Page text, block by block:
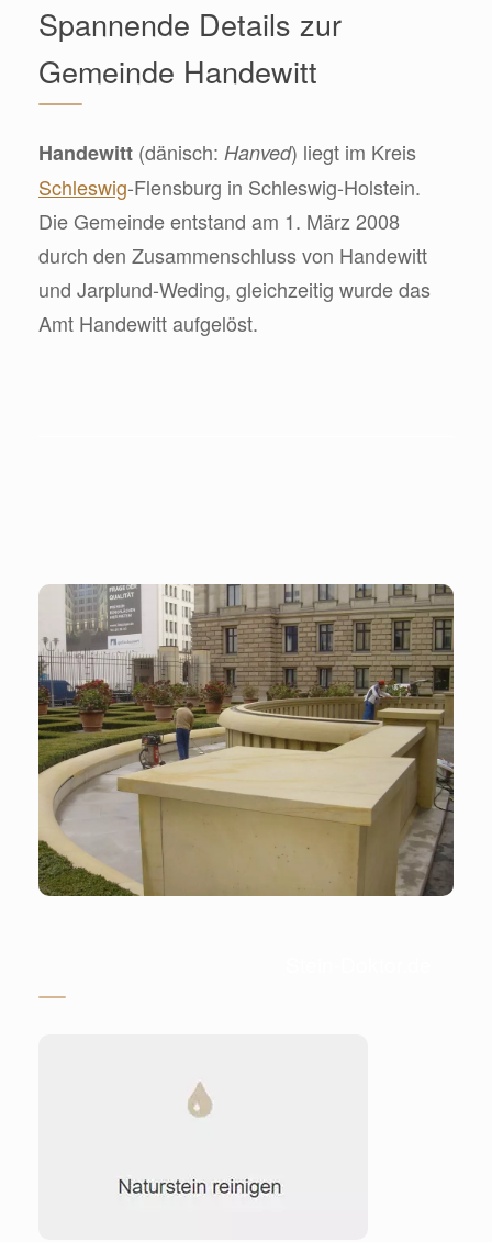
Spannende Details zur
Gemeinde Handewitt
Handewitt (dänisch: Hanved) liegt im Kreis
Schleswig-Flensburg in Schleswig-Holstein.
Die Gemeinde entstand am 1. März 2008
durch den Zusammenschluss von Handewitt
und Jarplund-Weding, gleichzeitig wurde das
Amt Handewitt aufgelöst.